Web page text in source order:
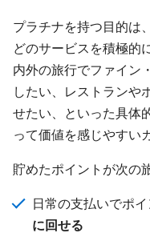
プラチナを持つ目的は
どのサービスを積極的
内外の旅行でファイン
したい、レストランや
せたい、といった具体
って価値を感じやすい
貯めたポイントが次の
日常の支払いでポ
に回せる